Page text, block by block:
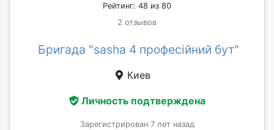
Рейтинг: 48 из 80
2 отзывов
Бригада "sasha 4 професійний бут"
Киев
Личность подтверждена
Зарегистрирован 7 лет назад